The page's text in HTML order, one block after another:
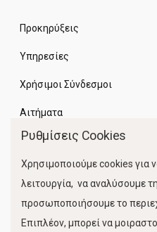
Προκηρύξεις
Υπηρεσίες
Χρήσιμοι Σύνδεσμοι
Αιτήματα
Ρυθμίσεις Cookies
Χρησιμοποιούμε cookies για
λειτουργία, να αναλύσουμε
προσωποποιήσουμε το
Επιπλέον, μπορεί να